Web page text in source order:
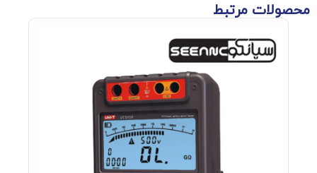
محصولات مرتبط